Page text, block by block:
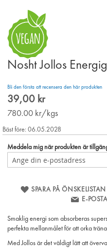
Skip
of
the
gallery
Nosht Jollos
Bli den första att recensera den här produkten
39,00 kr
780.00 kr/kgs
Bäst före: 06.05.2028
Meddela mig när produkten är
SPARA PÅ ÖNSKELISTAN
E-
Smaklig energi som absorberas
perfekta mellanmålet för att orka
Med Jollos är det väldigt lätt att